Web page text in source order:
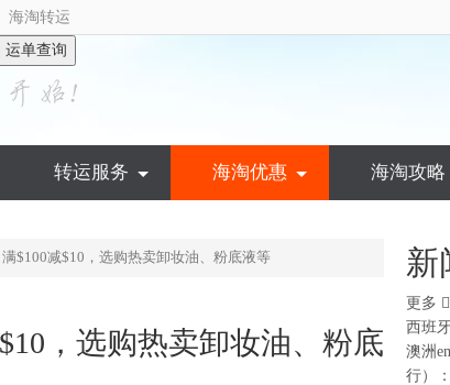
海淘转运
运单查询
转运服务 海淘优惠 海淘攻略
满$100减$10，选购热卖卸妆油、粉底液等
，选购热卖卸妆油、粉底
新
更多
西班
澳洲
行）：